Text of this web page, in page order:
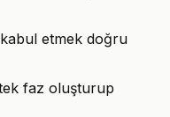
kabul etmek doğru
faz oluşturup